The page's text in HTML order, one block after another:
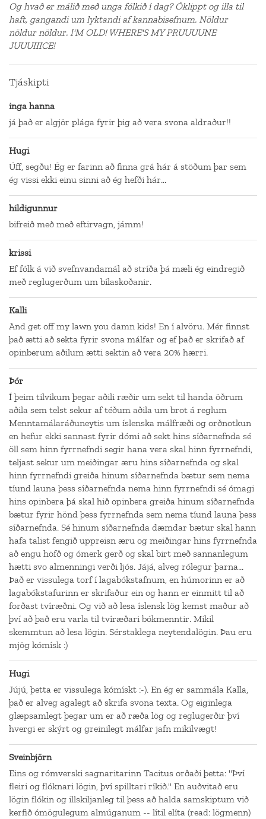
Og hvað er málið með unga fólkið í dag? Óklippt og illa til
haft, gangandi um lyktandi af kannabisefnum. Nöldur
nöldur nöldur. I'M OLD! WHERE'S MY PRUUUUNE
JUUUIIICE!
Tjáskipti
inga hanna
já það er algjör plága fyrir þig að vera svona aldraður!!
Hugi
Úff, segðu! Ég er farinn að finna grá hár á stöðum þar sem
ég vissi ekki einu sinni að ég hefði hár...
hildigunnur
bifreið með með eftirvagn, jámm!
krissi
Ef fólk á við svefnvandamál að stríða þá mæli ég eindregið
með reglugerðum um bílaskoðanir.
Kalli
And get off my lawn you damn kids! En í alvöru. Mér finnst
það ætti að sekta fyrir svona málfar og ef það er skrifað af
opinberum aðilum ætti sektin að vera 20% hærri.
Þór
Í þeim tilvikum þegar aðili ræðir um sekt til handa öðrum
aðila sem telst sekur af téðum aðila um brot á reglum
Menntamálaráðuneytis um íslenska málfræði og orðnotkun
en hefur ekki sannast fyrir dómi að sekt hins síðarnefnda sé
öll sem hinn fyrrnefndi segir hana vera skal hinn fyrrnefndi,
teljast sekur um meiðingar æru hins síðarnefnda og skal
hinn fyrrnefndi greiða hinum síðarnefnda bætur sem nema
tíund launa þess síðarnefnda nema hinn fyrrnefndi sé ómagi
hins opinbera þá skal hið opinbera greiða hinum síðarnefnda
bætur fyrir hönd þess fyrrnefnda sem nema tíund launa þess
síðarnefnda. Sé hinum síðarnefnda dæmdar bætur skal hann
hafa talist fengið uppreisn æru og meiðingar hins fyrrnefnda
að engu höfð og ómerk gerð og skal birt með sannanlegum
hætti svo almenningi verði ljós. Jájá, alveg rólegur þarna...
Það er vissulega torf í lagabókstafnum, en húmorinn er að
lagabókstafurinn er skrifaður ein og hann er einmitt til að
forðast tvíræðni. Og við að lesa íslensk lög kemst maður að
því að það eru varla til tvíræðari bókmenntir. Mikil
skemmtun að lesa lögin. Sérstaklega neytendalögin. Þau eru
mjög kómísk :)
Hugi
Jújú, þetta er vissulega kómískt :-). En ég er sammála Kalla,
það er alveg agalegt að skrifa svona texta. Og eiginlega
glæpsamlegt þegar um er að ræða lög og reglugerðir því
hvergi er skýrt og greinilegt málfar jafn mikilvægt!
Sveinbjörn
Eins og rómverski sagnaritarinn Tacitus orðaði þetta: "Því
fleiri og flóknari lögin, því spilltari ríkið." En auðvitað eru
lögin flókin og illskiljanleg til þess að halda samskiptum við
kerfið ómögulegum almúganum -- lítil elíta (read: lögmenn)